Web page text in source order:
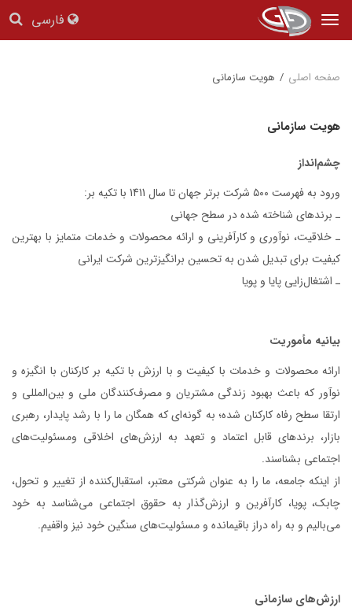
فارسی
صفحه اصلی / هویت سازمانی
هویت سازمانی
چشم‌انداز
ورود به فهرست ۵۰۰ شرکت برتر جهان تا سال 1411 با تکیه بر:
ـ برندهای شناخته شده در سطح جهانی
ـ خلاقیت، نوآوری و کارآفرینی و ارائه محصولات و خدمات متمایز با بهترین
کیفیت برای تبدیل شدن به تحسین برانگیزترین شرکت ایرانی
ـ اشتغال‌زایی پایا و پویا
بیانیه مأموریت
ارائه محصولات و خدمات با کيفيت و با ارزش با تکيه بر کارکنان با انگيزه و
نوآور که باعث بهبود زندگی مشتريان و مصرف‌کنندگان ملی و بين‌المللی و
ارتقا سطح رفاه کارکنان شده؛ به گونه‌ای که همگان ما را با رشد پايدار، رهبری
بازار، برندهای قابل اعتماد و تعهد به ارزش‌های اخلاقی ومسئولیت‌های
اجتماعی بشناسند.
از اينکه جامعه، ما را به‌ عنوان شرکتی معتبر، استقبال‌کننده از تغيير و تحول،
چابک، پويا، کارآفرين و ارزش‌گذار به حقوق اجتماعی می‌شناسد به ‌خود
می‌باليم و به راه دراز باقيمانده و مسئوليت‌های سنگين خود نيز واقفيم.
ارزش‌های سازمانی